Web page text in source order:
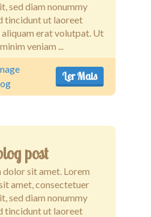
sed diam nonummy
tincidunt ut laoreet
erat volutpat. Ut
veniam ...
Ler Mais
post
dolor sit amet. Lorem
amet, consectetuer
sed diam nonummy
tincidunt ut laoreet